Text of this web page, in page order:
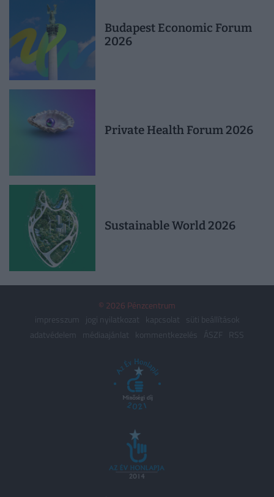
Budapest Economic Forum
2026
Private Health Forum 2026
Sustainable World 2026
© 2026 Pénzcentrum
impresszum
jogi nyilatkozat kapcsolat
süti beállítások
adatvédelem
médiaajánlat kommentkezelés ÁSZF RSS